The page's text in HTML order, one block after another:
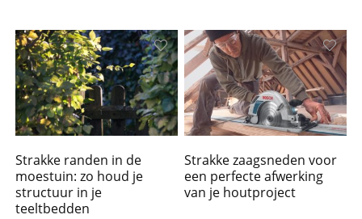
Strakke randen in de
moestuin: zo houd je
structuur in je
teeltbedden
Strakke zaagsneden voor
een perfecte afwerking
van je houtproject